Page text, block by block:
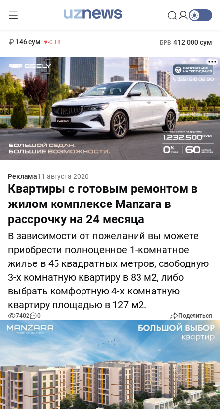
146 сум -0.18 БРВ 412 000 сум
Реклама11 августа 2020
Квартиры с готовым ремонтом в
жилом комплексе Manzara в
рассрочку на 24 месяца
В зависимости от пожеланий вы можете
приобрести полноценное 1-комнатное
жилье в 45 квадратных метров, свободную
3-х комнатную квартиру в 83 м2, либо
выбрать комфортную 4-х комнатную
квартиру площадью в 127 м2.
7402 0 Поделиться